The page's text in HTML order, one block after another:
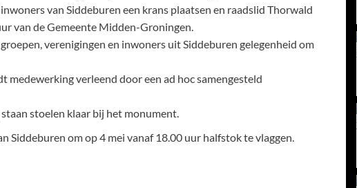
van Siddeburen een krans plaatsen en raadslid Thorwald
van de Gemeente Midden-Groningen.
verenigingen en inwoners uit Siddeburen gelegenheid om
verleend door een ad hoc samengesteld
stoelen klaar bij het monument.
Siddeburen om op 4 mei vanaf 18.00 uur halfstok te vlaggen.